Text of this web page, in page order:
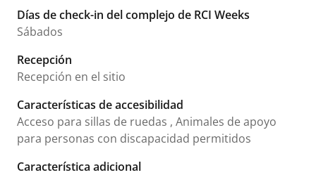
Días de check-in del complejo de RCI Weeks
Sábados
Recepción
Recepción en el sitio
Características de accesibilidad
Acceso para sillas de ruedas , Animales de apoyo
para personas con discapacidad permitidos
Característica adicional